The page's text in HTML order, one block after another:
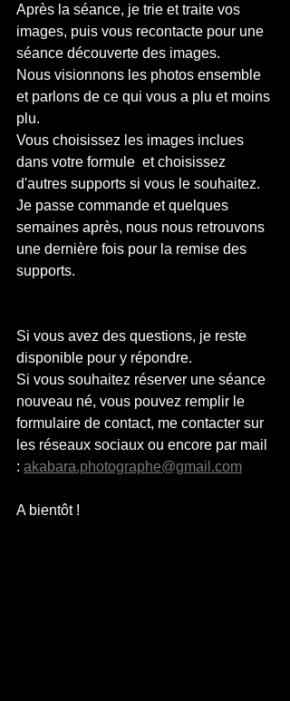
Après la séance, je trie et traite vos
images, puis vous recontacte pour une
séance découverte des images.
Nous visionnons les photos ensemble
et parlons de ce qui vous a plu et moins
plu.
Vous choisissez les images inclues
dans votre formule  et choisissez
d'autres supports si vous le souhaitez.
Je passe commande et quelques
semaines après, nous nous retrouvons
une dernière fois pour la remise des
supports.
Si vous avez des questions, je reste
disponible pour y répondre.
Si vous souhaitez réserver une séance
nouveau né, vous pouvez remplir le
formulaire de contact, me contacter sur
les réseaux sociaux ou encore par mail
: akabara.photographe@gmail.com
A bientôt !